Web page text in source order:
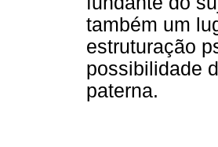
também um
estruturação
possibilidade
paterna.